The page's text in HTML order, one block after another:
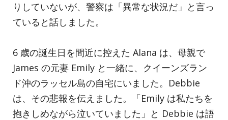
りしていないが、警察は「異常な状況だ」と言っ
ていると話しました。
6 歳の誕生日を間近に控えた Alana は、母親で
James の元妻 Emily と一緒に、クイーンズラン
ド沖のラッセル島の自宅にいました。Debbie
は、その悲報を伝えました。「Emily は私たちを
抱きしめながら泣いていました」と Debbie は語